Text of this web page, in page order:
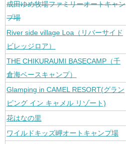
成田ゆめ牧場ファミリーオートキャン
プ場
River side village Loa（リバーサイド
ビレッジロア）
THE CHIKURAUMI BASECAMP（千
倉海ベースキャンプ）
Glamping in CAMEL RESORT(グラン
ピング イン キャメル リゾート)
花はなの里
ワイルドキッズ岬オートキャンプ場